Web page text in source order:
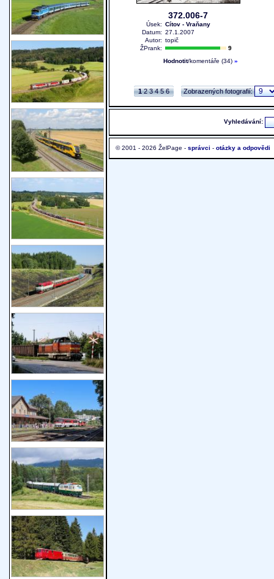
372.006-7
Úsek: Cítov - Vraňany
Datum: 27.1.2007
Autor: topič
ŽPrank:
9
Hodnotit/komentáře (34)»
1 2 3 4 5 6 Zobrazených fotografií:
Vyhledávání:
© 2001 - 2026 ŽelPage - správci - otázky a odpovědi